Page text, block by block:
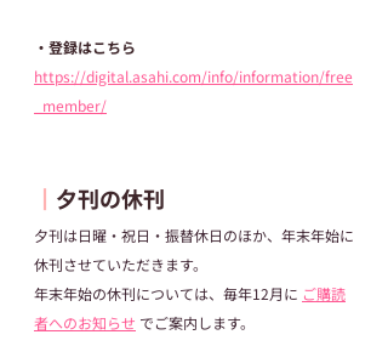
・登録はこちら
https://digital.asahi.com/info/information/free
_member/
┃ 夕刊の休刊
夕刊は日曜・祝日・振替休日のほか、年末年始に
休刊させていただきます。
年末年始の休刊については、毎年12月に ご購読
者へのお知らせ でご案内します。